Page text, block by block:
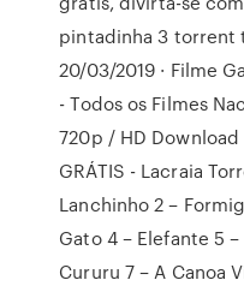
pintadinha 3 torrent
20/03/2019 · Filme
- Todos os Filmes
720p / HD Download
GRÁTIS - Lacraia
Lanchinho 2 –
Gato 4 – Elefante 5
Cururu 7 – A Canoa